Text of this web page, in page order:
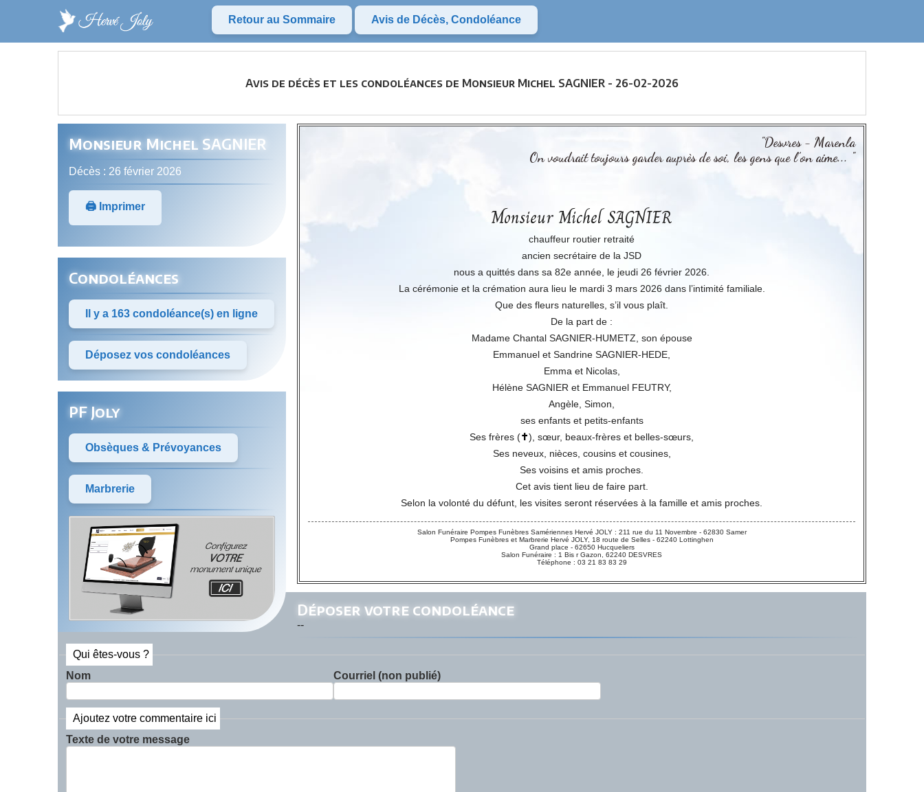
Retour au Sommaire Avis de Décès, Condoléance
Avis de décès et les condoléances de Monsieur Michel SAGNIER - 26-02-2026
Monsieur Michel SAGNIER
Décès : 26 février 2026
🖨️ Imprimer
Condoléances
Il y a 163 condoléance(s) en ligne
Déposez vos condoléances
PF Joly
Obsèques & Prévoyances
Marbrerie
"Desvres - Marenla
On voudrait toujours garder auprès de soi, les gens que l’on aime... "
Monsieur Michel SAGNIER
chauffeur routier retraité
ancien secrétaire de la JSD
nous a quittés dans sa 82e année, le jeudi 26 février 2026.
La cérémonie et la crémation aura lieu le mardi 3 mars 2026 dans l’intimité familiale.
Que des fleurs naturelles, s’il vous plaît.
De la part de :
Madame Chantal SAGNIER-HUMETZ, son épouse
Emmanuel et Sandrine SAGNIER-HEDE,
Emma et Nicolas,
Hélène SAGNIER et Emmanuel FEUTRY,
Angèle, Simon,
ses enfants et petits-enfants
Ses frères (✝), sœur, beaux-frères et belles-sœurs,
Ses neveux, nièces, cousins et cousines,
Ses voisins et amis proches.
Cet avis tient lieu de faire part.
Selon la volonté du défunt, les visites seront réservées à la famille et amis proches.
Salon Funéraire Pompes Funèbres Samériennes Hervé JOLY : 211 rue du 11 Novembre - 62830 Samer
Pompes Funèbres et Marbrerie Hervé JOLY, 18 route de Selles - 62240 Lottinghen
Grand place - 62650 Hucqueliers
Salon Funéraire : 1 Bis r Gazon, 62240 DESVRES
Téléphone : 03 21 83 83 29
Déposer votre condoléance
--
Qui êtes-vous ?
Nom
Courriel (non publié)
Ajoutez votre commentaire ici
Texte de votre message